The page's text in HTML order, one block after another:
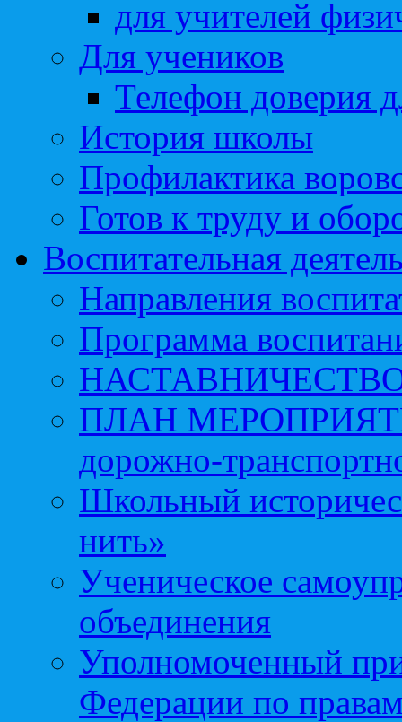
для учителей
Для учеников
Телефон доверия
История школы
Профилактика
Готов к труду и
Воспитательная
Направления
Программа
ПЛАН МЕРОПРИЯТИЙ
дорожно-
Школьный
нить»
Ученическое
объединения
Уполномоченный
Федерации по